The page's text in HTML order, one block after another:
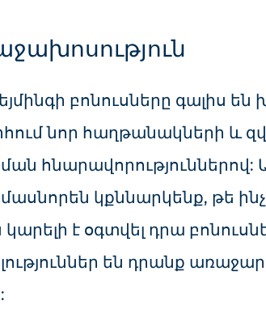
բոնուսները գալիս են
նոր հաղթանակների և
հնարավորություններով:
կքննարկենք, թե ինչ
կարելի է օգտվել դրա
են դրանք